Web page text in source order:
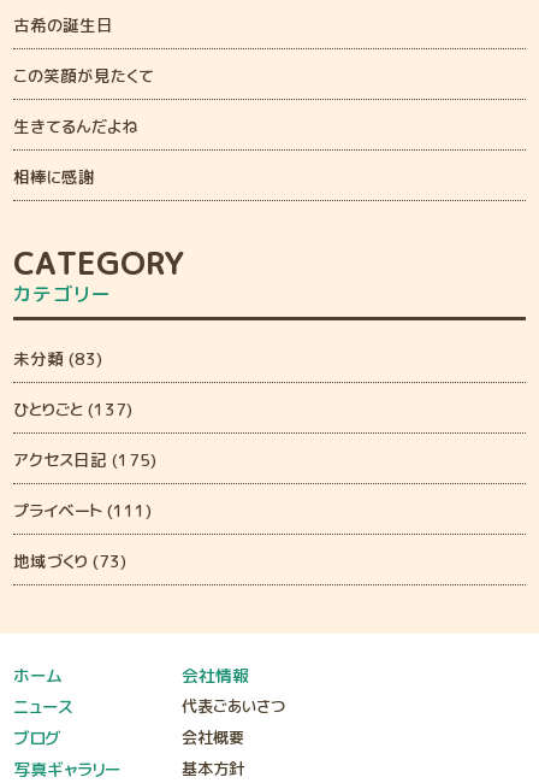
古希の誕生日
この笑顔が見たくて
生きてるんだよね
相棒に感謝
CATEGORY
カテゴリー
未分類 (83)
ひとりごと (137)
アクセス日記 (175)
プライベート (111)
地域づくり (73)
ホーム
ニュース
ブログ
写真ギャラリー
会社情報
代表ごあいさつ
会社概要
基本方針